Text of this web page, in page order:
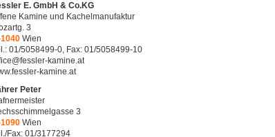
E. GmbH & Co.KG
Kamine und Kachelmanufaktur
3
Wien
01/5058499-0, Fax: 01/5058499-10
kamine.at
kamine.at
Peter
3
Wien
Fax: 01/3177294